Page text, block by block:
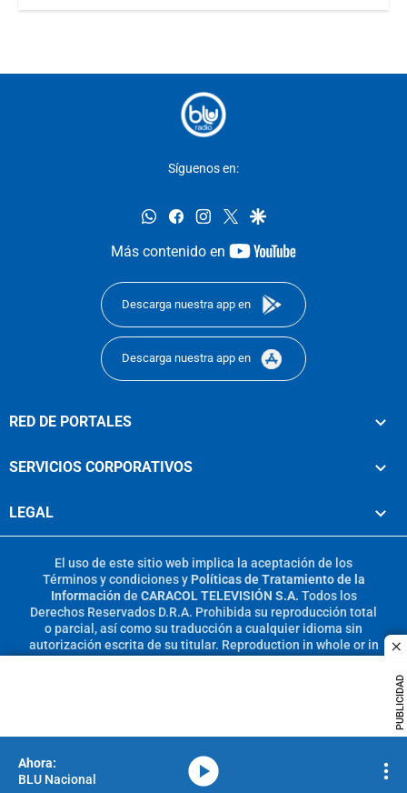
PUBLICIDAD
Síguenos en:
whatsappfacebookinstagram
twittergoogle
Más contenido en
youtube-
Descarga nuestra app en
Descarga nuestra app en
RED DE PORTALES
SERVICIOS CORPORATIVOS
LEGAL
El uso de este sitio web implica la aceptación de los
Términos y condicionesy Políticas de Tratamiento de la
Información de CARACOL TELEVISIÓN S.A. Todos los
Derechos Reservados D.R.A. Prohibida su reproducción total
o parcial, así como su traducción a cualquier idioma sin
autorización escrita de su titular. Reproduction in whole or in
BLU Nacional